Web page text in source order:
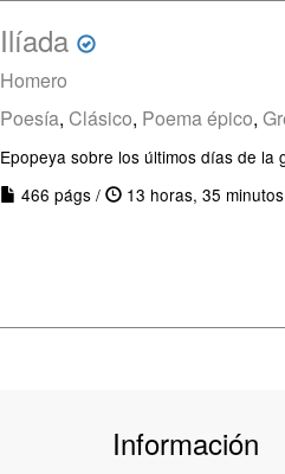
Ilíada
Homero
Poesía, Clásico, Poema épico,
Epopeya sobre los últimos días de la
466 págs /
13 horas, 35 minutos
Información